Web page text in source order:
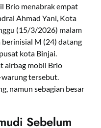
Brio menabrak empat
Ahmad Yani, Kota
(15/3/2026) malam
M (24) datang
kota Binjai.
airbag mobil Brio
tersebut.
namun sebagian besar
Sebelum